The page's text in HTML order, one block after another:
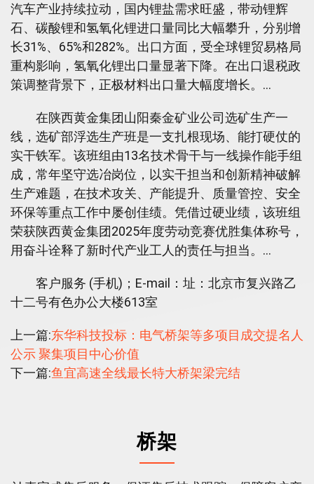
汽车产业持续拉动，国内锂盐需求旺盛，带动锂辉
石、碳酸锂和氢氧化锂进口量同比大幅攀升，分别增
长31%、65%和282%。出口方面，受全球锂贸易格局
重构影响，氢氧化锂出口量显著下降。在出口退税政
策调整背景下，正极材料出口量大幅度增长。…
在陕西黄金集团山阳秦金矿业公司选矿生产一
线，选矿部浮选生产班是一支扎根现场、能打硬仗的
实干铁军。该班组由13名技术骨干与一线操作能手组
成，常年坚守选冶岗位，以实干担当和创新精神破解
生产难题，在技术攻关、产能提升、质量管控、安全
环保等重点工作中屡创佳绩。凭借过硬业绩，该班组
荣获陕西黄金集团2025年度劳动竞赛优胜集体称号，
用奋斗诠释了新时代产业工人的责任与担当。…
客户服务 (手机)；E-mail：址：北京市复兴路乙
十二号有色办公大楼613室
上一篇:东华科技投标：电气桥架等多项目成交提名人
公示 聚集项目中心价值
下一篇:鱼宜高速全线最长特大桥架梁完结
桥架